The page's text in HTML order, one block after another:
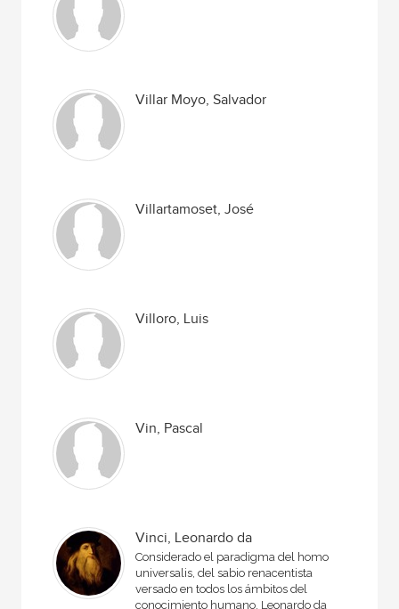
Villar Moyo, Salvador
Villartamoset, José
Villoro, Luis
Vin, Pascal
Vinci, Leonardo da
Considerado el paradigma del homo
universalis, del sabio renacentista
versado en todos los ámbitos del
conocimiento humano, Leonardo da